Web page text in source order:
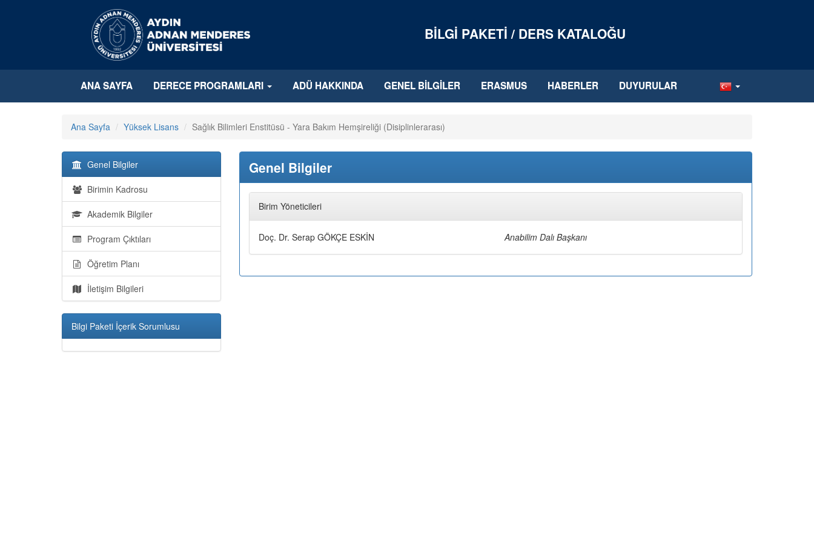
BILGI PAKETI / DERS KATALOĞU
ANA SAYFA DERECE PROGRAMLARI ADÜ HAKKINDA GENEL BILGILER ERASMUS HABERLER DUYURULAR
Ana Sayfa Yüksek Lisans Sağlık Bilimleri Enstitüsü - Yara Bakım Hemşireliği (Disiplinlerarası)
Genel Bilgiler
Birimin Kadrosu
Akademik Bilgiler
Program Çıktıları
Öğretim Planı
İletişim Bilgileri
Bilgi Paketi İçerik Sorumlusu
Genel Bilgiler
Birim Yöneticileri
Doç. Dr. Serap GÖKÇE ESKİN Anabilim Dalı Başkanı